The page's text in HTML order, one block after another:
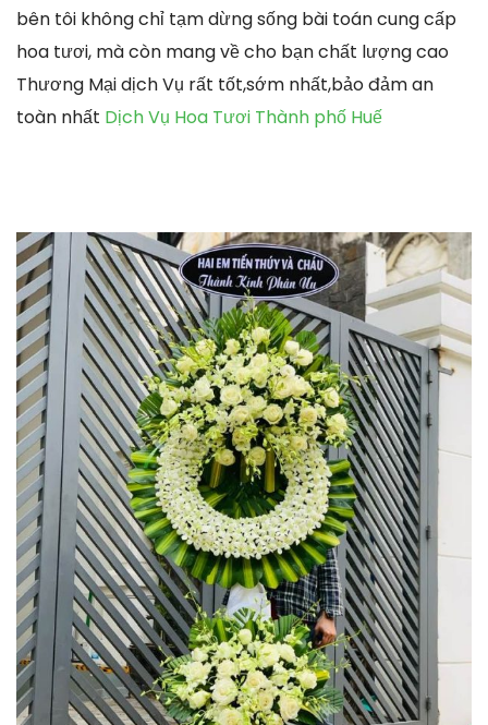
bên tôi không chỉ tạm dừng sống bài toán cung cấp
hoa tươi, mà còn mang về cho bạn chất lượng cao
Thương Mại dịch Vụ rất tốt,sớm nhất,bảo đảm an
toàn nhất Dịch Vụ Hoa Tươi Thành phố Huế